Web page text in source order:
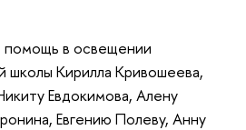
помощь в освещении
школы Кирилла Кривошеева,
Евдокимова, Алену
Евгению Полеву, Анну